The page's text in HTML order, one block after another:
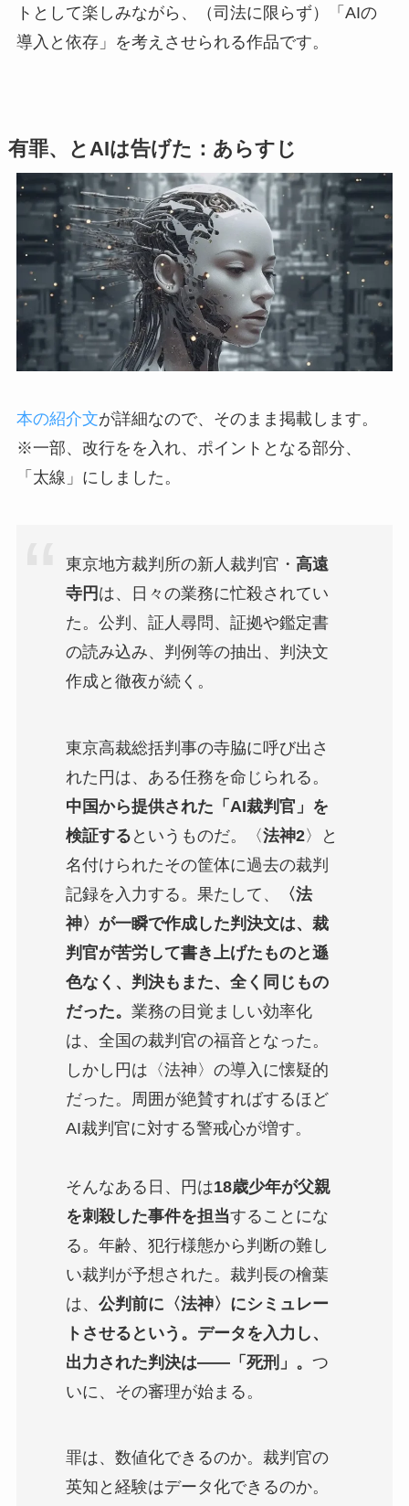
トとして楽しみながら、（司法に限らず）「AIの
導入と依存」を考えさせられる作品です。
有罪、とAIは告げた：あらすじ
本の紹介文が詳細なので、そのまま掲載します。
※一部、改行をを入れ、ポイントとなる部分、
「太線」にしました。
東京地方裁判所の新人裁判官・ 高遠
寺円 は、日々の業務に忙殺されてい
た。公判、証人尋問、証拠や鑑定書
の読み込み、判例等の抽出、判決文
作成と徹夜が続く。
東京高裁総括判事の寺脇に呼び出さ
れた円は、ある任務を命じられる。
中国から提供された「AI裁判官」を
検証する というものだ。〈法神2〉と
名付けられたその筐体に過去の裁判
記録を入力する。果たして、
〈法
神〉が一瞬で作成した判決文は、裁
判官が苦労して書き上げたものと遜
色なく、判決もまた、全く同じもの
だった。 業務の目覚ましい効率化
は、全国の裁判官の福音となった。
しかし円は〈法神〉の導入に懐疑的
だった。周囲が絶賛すればするほど
AI裁判官に対する警戒心が増す。
そんなある日、円は18歳少年が父親
を刺殺した事件を担当することにな
る。年齢、犯行様態から判断の難し
い裁判が予想された。裁判長の檜葉
は、 公判前に〈法神〉にシミュレー
トさせるという。データを入力し、
出力された判決は――「死刑」。 つ
いに、その審理が始まる。
罪は、数値化できるのか。裁判官の
英知と経験はデータ化できるのか。